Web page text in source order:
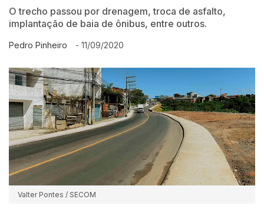
O trecho passou por drenagem, troca de asfalto,
implantação de baia de ônibus, entre outros.
Pedro Pinheiro - 11/09/2020
Valter Pontes / SECOM